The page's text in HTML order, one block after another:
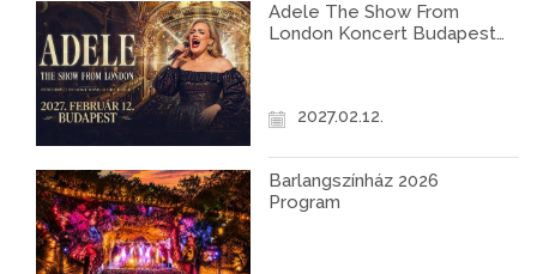
Adele The Show From
London Koncert Budapest
2027.02.12.
Barlangszínház 2026
Program